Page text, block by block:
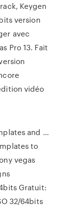
Keygen
version
avec
Pro 13. Fait
vidéo
and …
to
vegas
Gratuit:
32/64bits